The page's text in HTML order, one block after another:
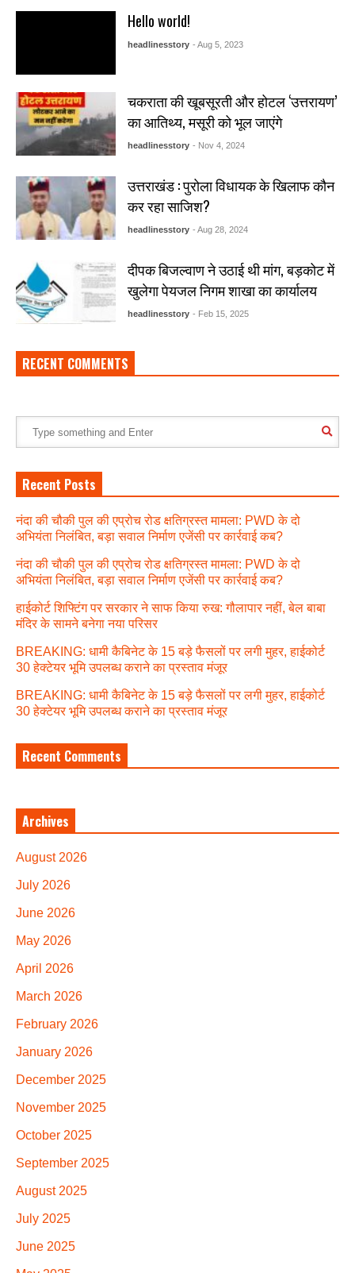
Hello world!
headlinesstory - Aug 5, 2023
चकराता की खूबसूरती और होटल ‘उत्तरायण’
का आतिथ्य, मसूरी को भूल जाएंगे
headlinesstory - Nov 4, 2024
उत्तराखंड : पुरोला विधायक के खिलाफ कौन
कर रहा साजिश?
headlinesstory - Aug 28, 2024
दीपक बिजल्वाण ने उठाई थी मांग, बड़कोट में
खुलेगा पेयजल निगम शाखा का कार्यालय
headlinesstory - Feb 15, 2025
RECENT COMMENTS
Recent Posts
नंदा की चौकी पुल की एप्रोच रोड क्षतिग्रस्त मामला: PWD के दो
अभियंता निलंबित, बड़ा सवाल निर्माण एजेंसी पर कार्रवाई कब?
नंदा की चौकी पुल की एप्रोच रोड क्षतिग्रस्त मामला: PWD के दो
अभियंता निलंबित, बड़ा सवाल निर्माण एजेंसी पर कार्रवाई कब?
हाईकोर्ट शिफ्टिंग पर सरकार ने साफ किया रुख: गौलापार नहीं, बेल बाबा
मंदिर के सामने बनेगा नया परिसर
BREAKING: धामी कैबिनेट के 15 बड़े फैसलों पर लगी मुहर, हाईकोर्ट
30 हेक्टेयर भूमि उपलब्ध कराने का प्रस्ताव मंजूर
BREAKING: धामी कैबिनेट के 15 बड़े फैसलों पर लगी मुहर, हाईकोर्ट
30 हेक्टेयर भूमि उपलब्ध कराने का प्रस्ताव मंजूर
Recent Comments
Archives
August 2026
July 2026
June 2026
May 2026
April 2026
March 2026
February 2026
January 2026
December 2025
November 2025
October 2025
September 2025
August 2025
July 2025
June 2025